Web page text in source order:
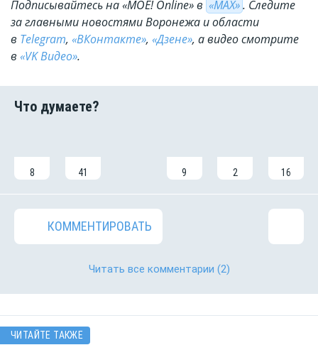
Подписывайтесь на «МОЁ! Online» в «МАХ». Cледите
за главными новостями Воронежа и области
в Telegram, «ВКонтакте», «Дзене», а видео смотрите
в «VK Видео».
8 41 9 2 16
КОММЕНТИРОВАТЬ
Читать все комментарии (2)
ЧИТАЙТЕ ТАКЖЕ